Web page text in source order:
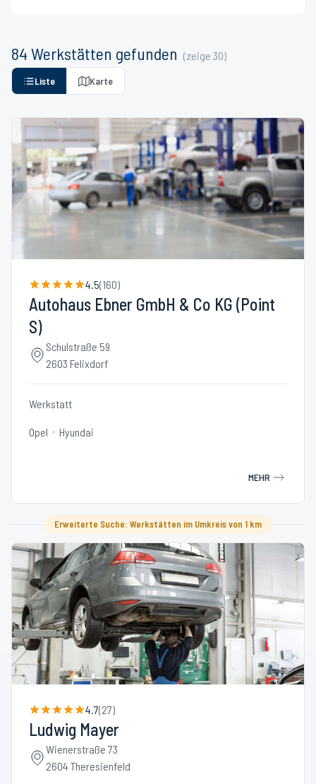
84 Werkstätten gefunden (zeige 30)
Liste Karte
4.5(160)
Autohaus Ebner GmbH & Co KG (Point
S)
Schulstraße 59
2603 Felixdorf
Werkstatt
Opel Hyundai
MEHR
Erweiterte Suche: Werkstätten im Umkreis von 1 km
4.7(27)
Ludwig Mayer
Wienerstraße 73
2604 Theresienfeld